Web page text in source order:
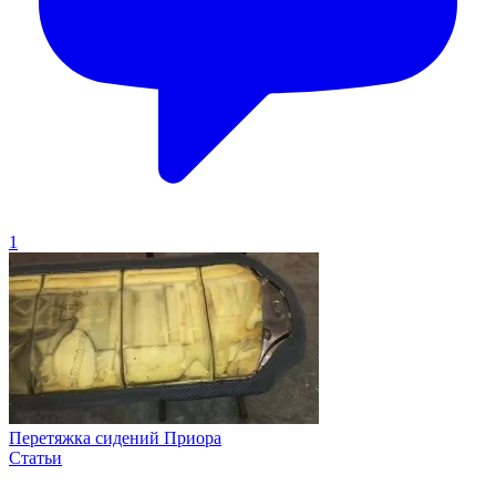
1
Перетяжка сидений Приора
Статьи